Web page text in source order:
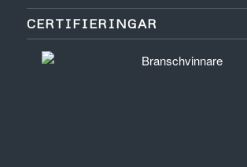
CERTIFIERINGAR